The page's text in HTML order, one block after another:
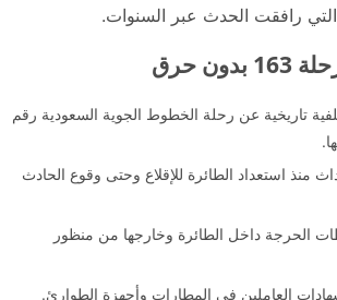
التي رافقت الحدث عبر السنوات.
حرق
تاريخية عن رحلة الخطوط الجوية السعودية رقم
منذ استعداد الطائرة للإقلاع وحتى وقوع الحادث
الحرجة داخل الطائرة وخارجها من منظور
العاملين في المطارات وأجهزة الطوارئ.